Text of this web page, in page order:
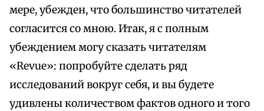
мере, убежден, что большинство читателей
согласится со мною. Итак, я с полным
убеждением могу сказать читателям
«Revue»: попробуйте сделать ряд
исследований вокруг себя, и вы будете
удивлены количеством фактов одного и того